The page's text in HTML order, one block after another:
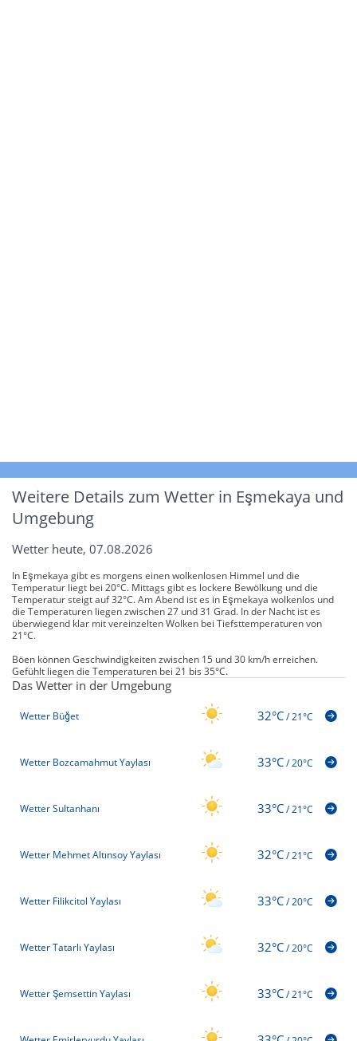
Weitere Details zum Wetter in Eşmekaya und
Umgebung
Wetter heute, 07.08.2026
In Eşmekaya gibt es morgens einen wolkenlosen Himmel und die
Temperatur liegt bei 20°C. Mittags gibt es lockere Bewölkung und die
Temperatur steigt auf 32°C. Am Abend ist es in Eşmekaya wolkenlos und
die Temperaturen liegen zwischen 27 und 31 Grad. In der Nacht ist es
überwiegend klar mit vereinzelten Wolken bei Tiefsttemperaturen von
21°C.
Böen können Geschwindigkeiten zwischen 15 und 30 km/h erreichen.
Gefühlt liegen die Temperaturen bei 21 bis 35°C.
Das Wetter in der Umgebung
Wetter Büğet 32°C/21°C
Wetter Bozcamahmut Yaylası 33°C/20°C
Wetter Sultanhanı 33°C/21°C
Wetter Mehmet Altınsoy Yaylası 32°C/21°C
Wetter Filikcitol Yaylası 33°C/20°C
Wetter Tatarlı Yaylası 32°C/20°C
Wetter Şemsettin Yaylası 33°C/21°C